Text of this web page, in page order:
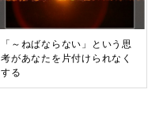
「～ねばならない」という思
考があなたを片付けられなく
する